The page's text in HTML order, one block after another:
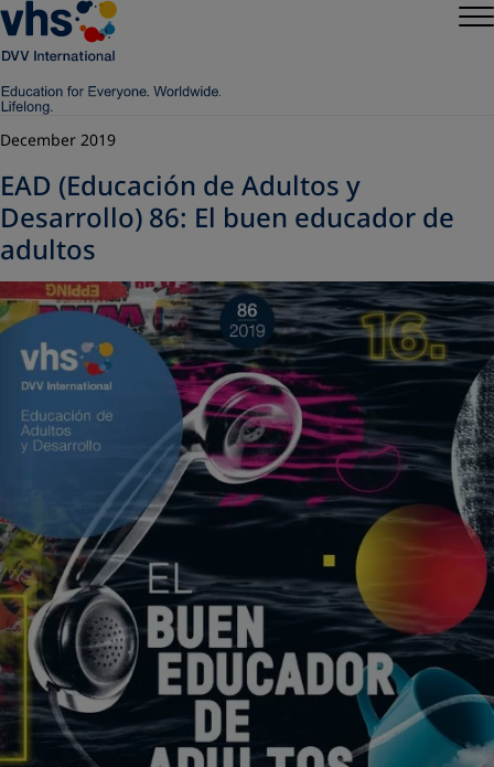
December 2019
EAD (Educación de Adultos y
Desarrollo) 86: El buen educador de
adultos